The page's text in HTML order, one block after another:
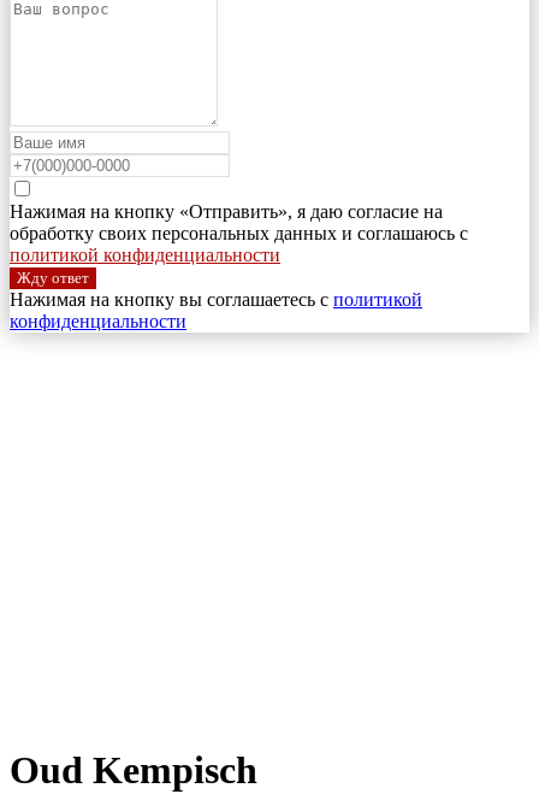
Нажимая на кнопку «Отправить», я даю согласие на
обработку своих персональных данных и соглашаюсь с
политикой конфиденциальности
Жду ответ
Нажимая на кнопку вы соглашаетесь с политикой
конфиденциальности
Oud Kempisch